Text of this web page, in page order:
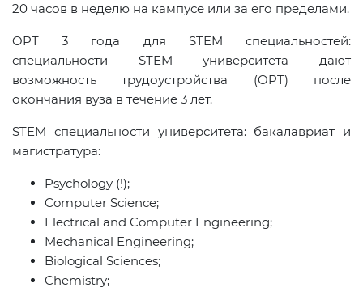
20 часов в неделю на кампусе или за его пределами.
OPT 3 года для STEM специальностей:
специальности STEM университета дают
возможность трудоустройства (OPT) после
окончания вуза в течение 3 лет.
STEM специальности университета: бакалавриат и
магистратура:
Psychology (!);
Computer Science;
Electrical and Computer Engineering;
Mechanical Engineering;
Biological Sciences;
Chemistry;